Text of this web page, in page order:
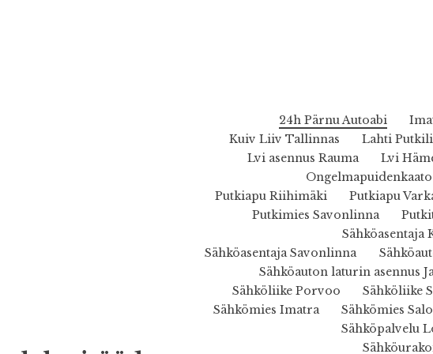
24h Pärnu Autoabi
Kuiv Liiv Tallinnas
Lahti
Lvi asennus Rauma
Lvi
Putkiapu Riihimäki
Putkiapu
Putkimies Savonlinna
Sähköasentaja
Sähköasentaja Savonlinna
Sähköauton laturin asennus
Sähköliike Porvoo
Sähköliike
Sähkömies Imatra
Sähkömies Salo
Sähköpalvelu